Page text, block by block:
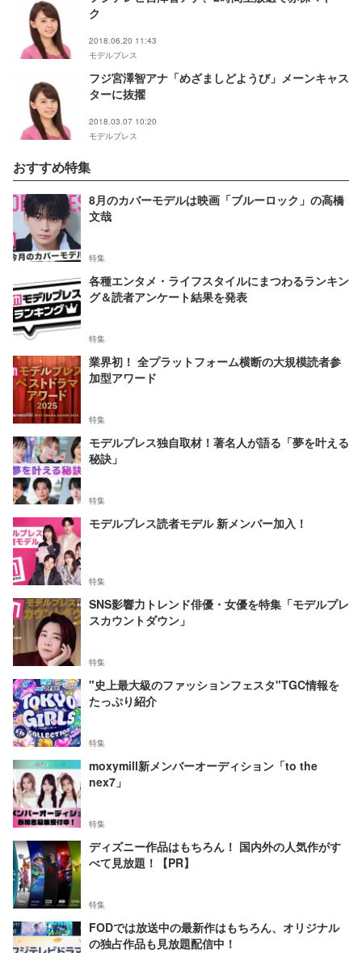
ク
2018.06.20 11:43
モデルプレス
フジ宮澤智アナ「めざましどようび」メーンキャス
ターに抜擢
2018.03.07 10:20
モデルプレス
おすすめ特集
8月のカバーモデルは映画「ブルーロック」の高橋
文哉
特集
各種エンタメ・ライフスタイルにまつわるランキン
グ＆読者アンケート結果を発表
特集
業界初！ 全プラットフォーム横断の大規模読者参
加型アワード
特集
モデルプレス独自取材！著名人が語る「夢を叶える
秘訣」
特集
モデルプレス読者モデル 新メンバー加入！
特集
SNS影響力トレンド俳優・女優を特集「モデルプレ
スカウントダウン」
特集
"史上最大級のファッションフェスタ"TGC情報を
たっぷり紹介
特集
moxymill新メンバーオーディション「to the
nex7」
特集
ディズニー作品はもちろん！ 国内外の人気作がす
べて見放題！【PR】
特集
FODでは放送中の最新作はもちろん、オリジナル
の独占作品も見放題配信中！